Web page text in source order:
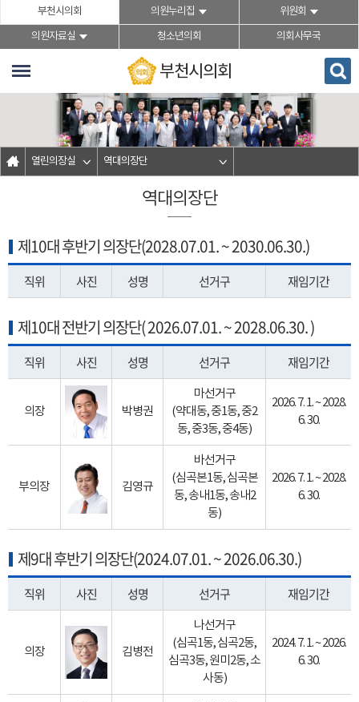
본문바로가기
부천시의회 의원누리집 위원회
의원자료실 청소년의회 의회사무국
부천시의회
열린의장실 역대의장단
역대의장단
제10대 후반기 의장단(2028.07.01. ~ 2030.06.30.)
직위 사진 성명 선거구 재임기간
제10대 전반기 의장단( 2026.07.01. ~ 2028.06.30. )
직위 사진 성명 선거구 재임기간
의장 박병권
마선거구
(약대동, 중1동, 중2
동, 중3동, 중4동)
2026. 7. 1. ~ 2028.
6. 30.
부의장 김영규
바선거구
(심곡본1동, 심곡본
동, 송내1동, 송내2
동)
2026. 7. 1. ~ 2028.
6. 30.
제9대 후반기 의장단(2024.07.01. ~ 2026.06.30.)
직위 사진 성명 선거구 재임기간
의장 김병전
나선거구
(심곡1동, 심곡2동,
심곡3동, 원미2동, 소
사동)
2024. 7. 1. ~ 2026.
6. 30.